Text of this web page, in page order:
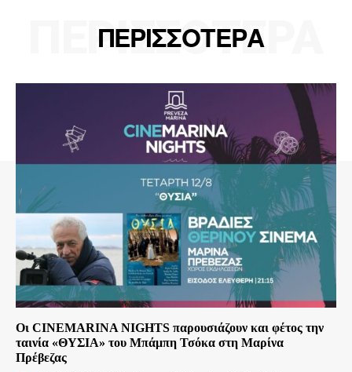
ΠΕΡΙΣΣΟΤΕΡΑ
ΠΕΡΙΣΣΟΤΕΡΑ
Οι CINEMARINA NIGHTS παρουσιάζουν και φέτος την
ταινία «ΘΥΣΙΑ» του Μπάμπη Τσόκα στη Μαρίνα
Πρέβεζας